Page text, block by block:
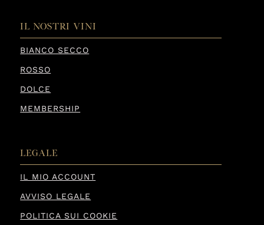
IL NOSTRI VINI
BIANCO SECCO
ROSSO
DOLCE
MEMBERSHIP
LEGALE
IL MIO ACCOUNT
AVVISO LEGALE
POLITICA SUI COOKIE